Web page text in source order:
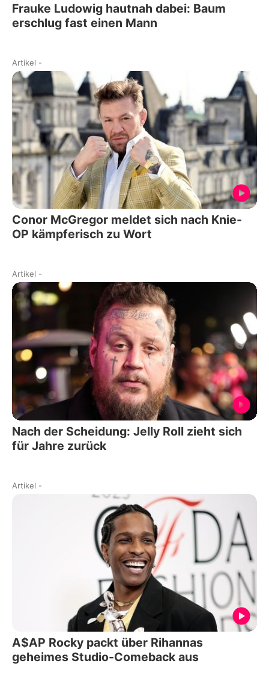
Frauke Ludowig hautnah dabei: Baum
erschlug fast einen Mann
Artikel -
Conor McGregor meldet sich nach Knie-
OP kämpferisch zu Wort
Artikel -
Nach der Scheidung: Jelly Roll zieht sich
für Jahre zurück
Artikel -
A$AP Rocky packt über Rihannas
geheimes Studio-Comeback aus